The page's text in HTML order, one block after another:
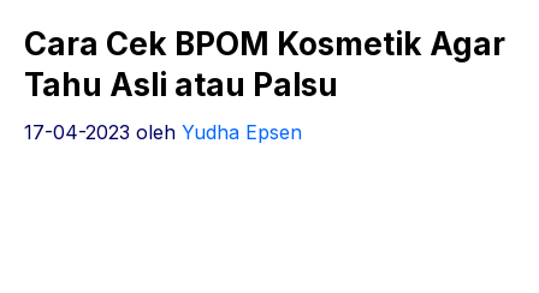
Cara Cek BPOM Kosmetik Agar
Tahu Asli atau Palsu
17-04-2023 oleh Yudha Epsen